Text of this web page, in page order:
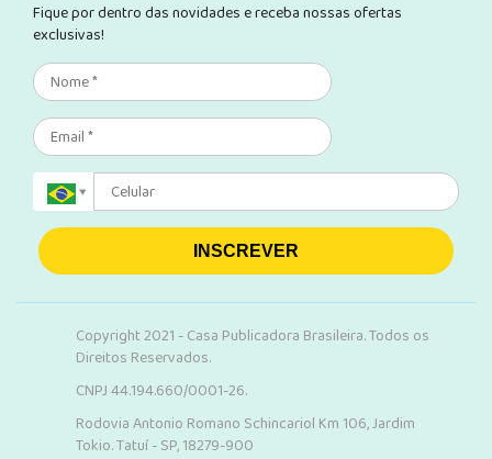
Fique por dentro das novidades e receba nossas ofertas
exclusivas!
INSCREVER
Copyright 2021 - Casa Publicadora Brasileira. Todos os
Direitos Reservados.
CNPJ 44.194.660/0001-26.
Rodovia Antonio Romano Schincariol Km 106, Jardim
Tokio. Tatuí - SP, 18279-900